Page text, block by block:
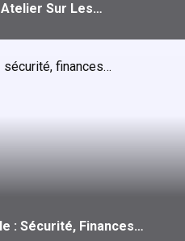
Atelier Sur Les…
: Sécurité, Finances…